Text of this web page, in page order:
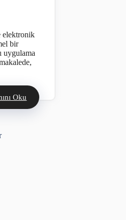
elektronik
bir
uygulama
Oku